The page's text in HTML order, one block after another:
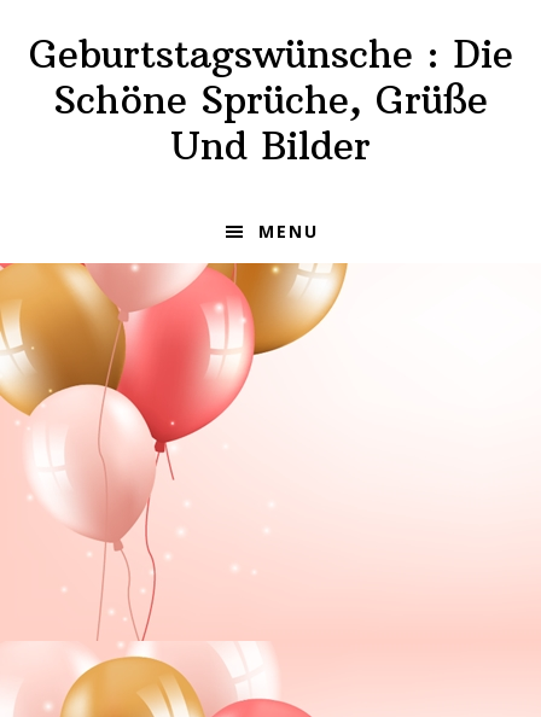
navigation
content
Geburtstagswünsche : Die
Schöne Sprüche, Grüße
Und Bilder
MENU